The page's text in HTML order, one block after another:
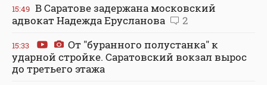
15:49 В Саратове задержана московский
адвокат Надежда Ерусланова
2
15:33
От "буранного полустанка" к
ударной стройке. Саратовский вокзал вырос
до третьего этажа